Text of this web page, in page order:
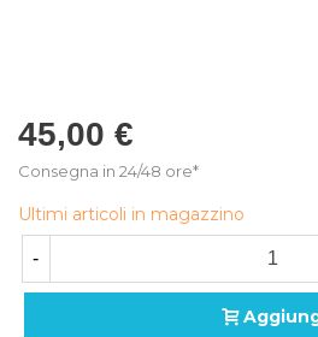
45,00 €
Consegna in 24/48 ore*
Ultimi articoli in magazzino
-